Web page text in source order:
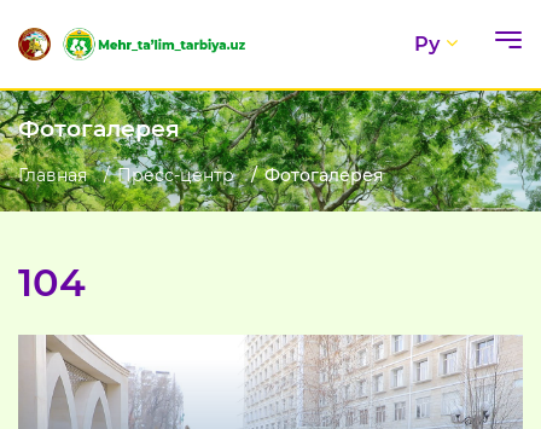
Ру
Фотогалерея
Главная Пресс-центр Фотогалерея
104